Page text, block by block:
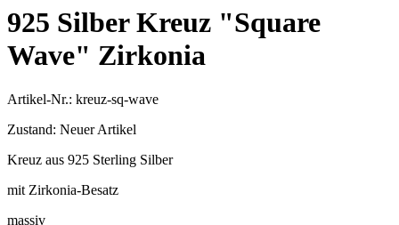
925 Silber Kreuz "Square
Wave" Zirkonia
Artikel-Nr.: kreuz-sq-wave
Zustand: Neuer Artikel
Kreuz aus 925 Sterling Silber
mit Zirkonia-Besatz
massiv